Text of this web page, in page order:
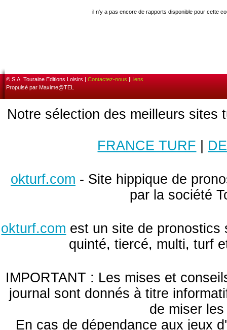
il n'y a pas encore de rapports disponible pour cette
© S.A. Touraine Editions Loisirs | Contactez-nous |Liens
Propulsé par Maxime@TEL
Notre sélection des meilleurs sites
FRANCE TURF
okturf.com - Site hippique de
par la société
okturf.com est un site de pronostics
quinté, tiercé, multi, turf
IMPORTANT : Les mises et
journal sont donnés à titre
de miser
En cas de dépendance aux jeux